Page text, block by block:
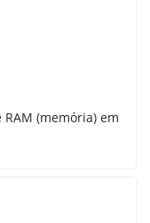
(memória) em